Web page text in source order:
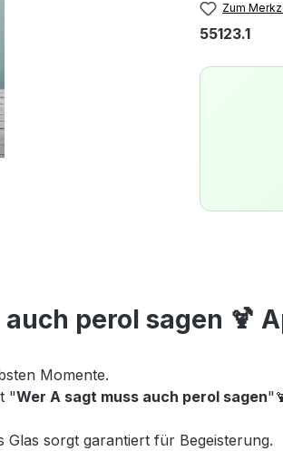
Zum
55123.1
perol sagen 🍹
Momente.
"Wer A sagt muss auch perol sagen"
sorgt garantiert für Begeisterung.